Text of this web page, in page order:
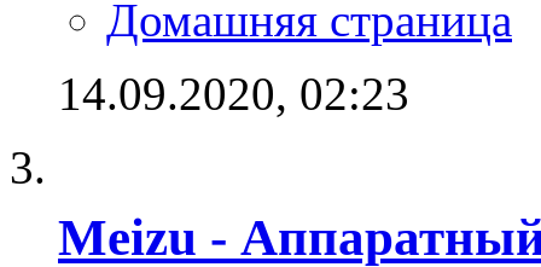
Домашняя страница
14.09.2020, 02:23
Meizu -